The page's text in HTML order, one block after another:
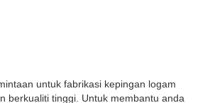
untuk fabrikasi kepingan logam
berkualiti tinggi. Untuk membantu anda